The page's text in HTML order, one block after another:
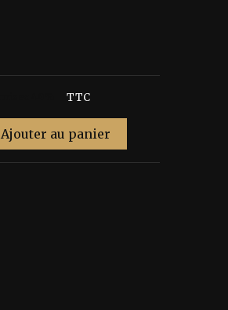
TTC
Ajouter au panier